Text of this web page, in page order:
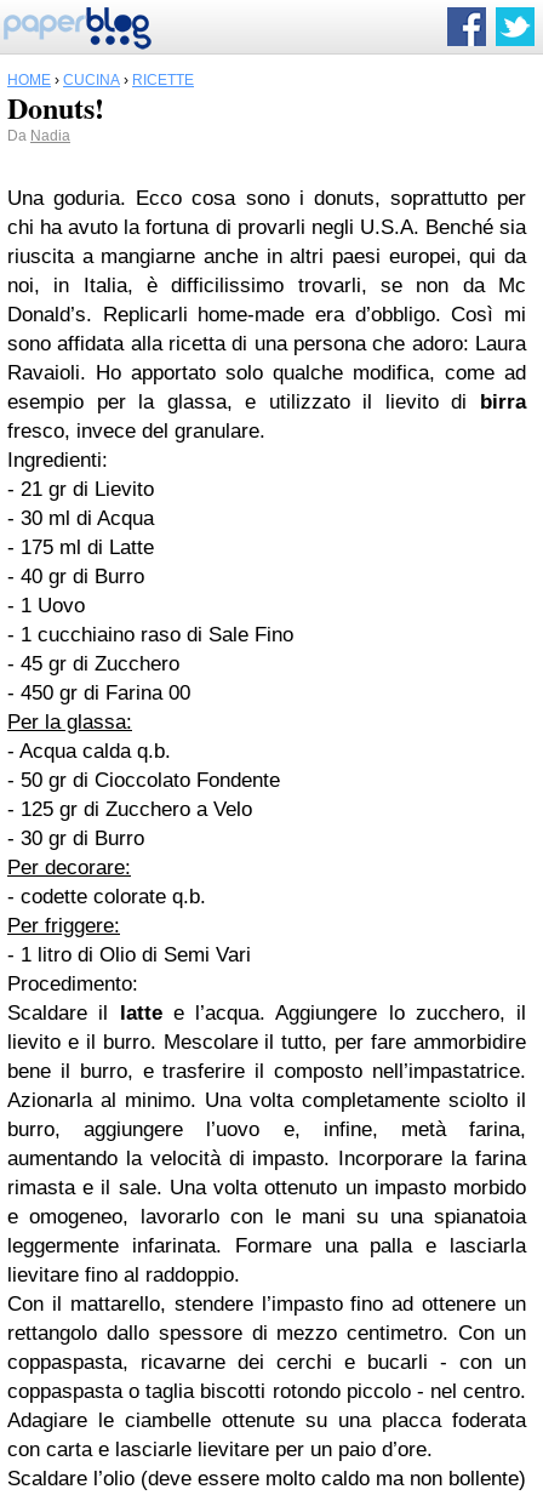
HOME › CUCINA › RICETTE
Donuts!
Da Nadia
Una goduria. Ecco cosa sono i donuts, soprattutto per
chi ha avuto la fortuna di provarli negli U.S.A. Benché sia
riuscita a mangiarne anche in altri paesi europei, qui da
noi, in Italia, è difficilissimo trovarli, se non da Mc
Donald’s. Replicarli home-made era d’obbligo. Così mi
sono affidata alla ricetta di una persona che adoro: Laura
Ravaioli. Ho apportato solo qualche modifica, come ad
esempio per la glassa, e utilizzato il lievito di birra
fresco, invece del granulare.
Ingredienti:
- 21 gr di Lievito
- 30 ml di Acqua
- 175 ml di Latte
- 40 gr di Burro
- 1 Uovo
- 1 cucchiaino raso di Sale Fino
- 45 gr di Zucchero
- 450 gr di Farina 00
Per la glassa:
- Acqua calda q.b.
- 50 gr di Cioccolato Fondente
- 125 gr di Zucchero a Velo
- 30 gr di Burro
Per decorare:
- codette colorate q.b.
Per friggere:
- 1 litro di Olio di Semi Vari
Procedimento:
Scaldare il lattee l’acqua. Aggiungere lo zucchero, il
lievito e il burro. Mescolare il tutto, per fare ammorbidire
bene il burro, e trasferire il composto nell’impastatrice.
Azionarla al minimo. Una volta completamente sciolto il
burro, aggiungere l’uovo e, infine, metà farina,
aumentando la velocità di impasto. Incorporare la farina
rimasta e il sale. Una volta ottenuto un impasto morbido
e omogeneo, lavorarlo con le mani su una spianatoia
leggermente infarinata. Formare una palla e lasciarla
lievitare fino al raddoppio.
Con il mattarello, stendere l’impasto fino ad ottenere un
rettangolo dallo spessore di mezzo centimetro. Con un
coppaspasta, ricavarne dei cerchi e bucarli - con un
coppaspasta o taglia biscotti rotondo piccolo - nel centro.
Adagiare le ciambelle ottenute su una placca foderata
con carta e lasciarle lievitare per un paio d’ore.
Scaldare l’olio (deve essere molto caldo ma non bollente)